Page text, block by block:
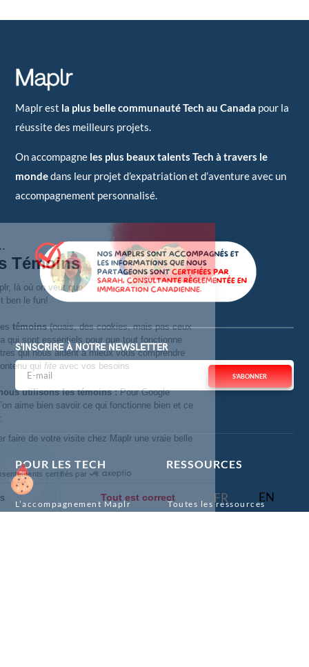
Maplr est la plus belle communauté Tech au Canada pour la
réussite des meilleurs projets.
On accompagne les plus beaux talents Tech à travers le
mondedans leur projet d’expatriation et d’aventure avec un
accompagnement personnalisé.
S'INSCRIRE À NOTRE NEWSLETTER
S'ABONNER
POUR LES TECH
L’accompagnement Maplr
RESSOURCES
Toutes les ressources
FR EN